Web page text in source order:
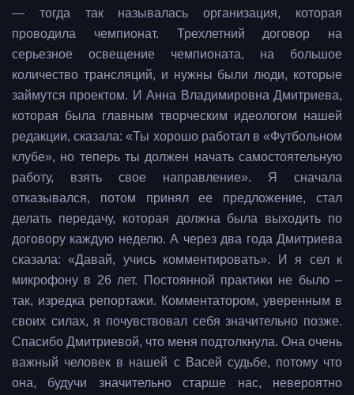
— тогда так называлась организация, которая
проводила чемпионат. Трехлетний договор на
серьезное освещение чемпионата, на большое
количество трансляций, и нужны были люди, которые
займутся проектом. И Анна Владимировна Дмитриева,
которая была главным творческим идеологом нашей
редакции, сказала: «Ты хорошо работал в «Футбольном
клубе», но теперь ты должен начать самостоятельную
работу, взять свое направление». Я сначала
отказывался, потом принял ее предложение, стал
делать передачу, которая должна была выходить по
договору каждую неделю. А через два года Дмитриева
сказала: «Давай, учись комментировать». И я сел к
микрофону в 26 лет. Постоянной практики не было –
так, изредка репортажи. Комментатором, уверенным в
своих силах, я почувствовал себя значительно позже.
Спасибо Дмитриевой, что меня подтолкнула. Она очень
важный человек в нашей с Васей судьбе, потому что
она, будучи значительно старше нас, невероятно